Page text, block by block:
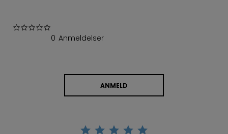
0 Anmeldelser
ANMELD